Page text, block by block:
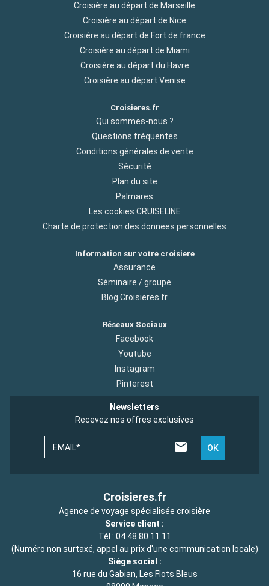
Croisière au départ de Marseille
Croisière au départ de Nice
Croisière au départ de Fort de france
Croisière au départ de Miami
Croisière au départ du Havre
Croisière au départ Venise
Croisieres.fr
Qui sommes-nous ?
Questions fréquentes
Conditions générales de vente
Sécurité
Plan du site
Palmares
Les cookies CRUISELINE
Charte de protection des donnees personnelles
Information sur votre croisiere
Assurance
Séminaire / groupe
Blog Croisieres.fr
Réseaux Sociaux
Facebook
Youtube
Instagram
Pinterest
Newsletters
Recevez nos offres exclusives
EMAIL* OK
Croisieres.fr
Agence de voyage spécialisée croisière
Service client :
Tél : 04 48 80 11 11
(Numéro non surtaxé, appel au prix d'une communication locale)
Siège social :
16 rue du Gabian, Les Flots Bleus